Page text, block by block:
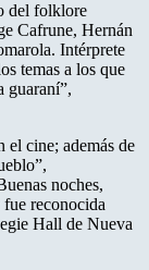
del folklore
Cafrune, Hernán
Intérprete
temas a los que
guaraní”,
cine; además de
noches,
reconocida
Hall de Nueva